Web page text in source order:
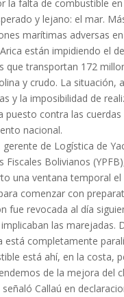
la falta de combustible
y lejano: el mar.
marítimas adversas
están impidiendo el
que transportan 172
y crudo. La situación,
y la imposibilidad de
puesto contra las
nacional.
gerente de Logística de
Fiscales Bolivianos
una ventana temporal el
comenzar con
fue revocada al día
las marejadas.
está completamente
está ahí, en la costa,
de la mejora del
señaló Callaú en